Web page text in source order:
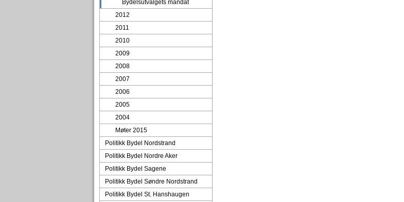
Bydelsutvalgets mandat
2012
2011
2010
2009
2008
2007
2006
2005
2004
Møter 2015
Politikk Bydel Nordstrand
Politikk Bydel Nordre Aker
Politikk Bydel Sagene
Politikk Bydel Søndre Nordstrand
Politikk Bydel St. Hanshaugen